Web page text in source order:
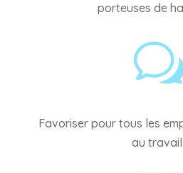
porteuses de
Favoriser pour tous les
au travail.